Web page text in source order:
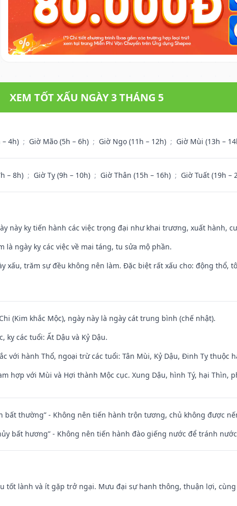
XEM TỐT XẤU NGÀY 3 THÁNG 5
– 4h) ; Giờ Mão (5h – 6h) ; Giờ Ngọ (11h – 12h) ; Giờ Mùi (13h –
– 8h) ; Giờ Tỵ (9h – 10h) ; Giờ Thân (15h – 16h) ; Giờ Tuất (19h –
này kỵ tiến hành các việc trọng đại như khai trương, xuất hành,
là ngày kỵ các việc về mai táng, tu sửa mộ phần.
xấu, trăm sự đều không nên làm. Đặc biệt rất xấu cho: động thổ,
(Kim khắc Mộc), ngày này là ngày cát trung bình (chế nhật).
kỵ các tuổi: Ất Dậu và Kỷ Dậu.
với hành Thổ, ngoại trừ các tuổi: Tân Mùi, Kỷ Dậu, Đinh Tỵ thuộc
hợp với Mùi và Hợi thành Mộc cục. Xung Dậu, hình Tý, hại Thìn,
bất thường” - Không nên tiến hành trộn tương, chủ không được
bất hương” - Không nên tiến hành đào giếng nước để tránh
tốt lành và ít gặp trở ngại. Mưu đại sự hanh thông, thuận lợi,